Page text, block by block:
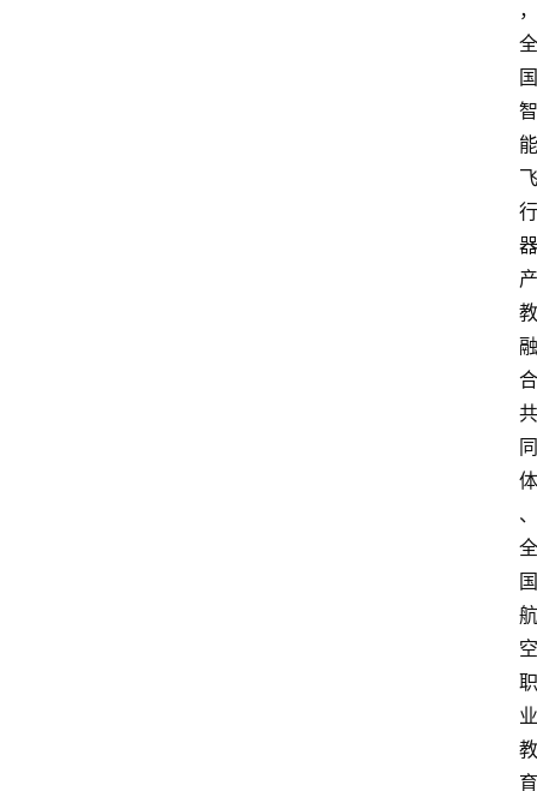
，
全
国
智
能
飞
行
器
产
教
融
合
共
同
体
、
全
国
航
空
职
业
教
育